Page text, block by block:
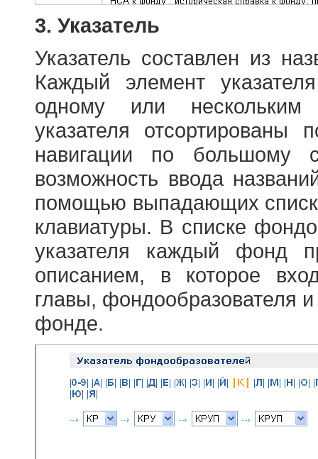
3. Указатель
Указатель составлен из
Каждый элемент
одному или
указателя отсортированы
навигации по большому
возможность ввода
помощью выпадающих
клавиатуры. В списке
указателя каждый фонд
описанием, в которое
главы, фондообразователя
фонде.